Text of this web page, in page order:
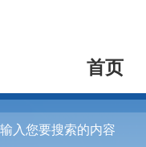
首页